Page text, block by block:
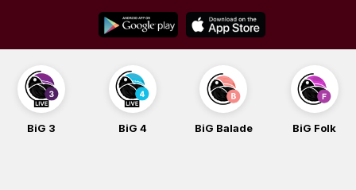
content
BiG 3 BiG 4 BiG Balade BiG Folk